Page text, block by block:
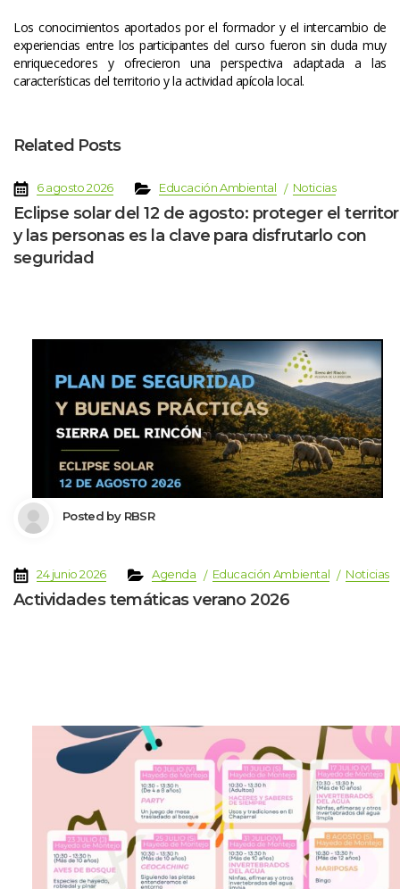
Los conocimientos aportados por el formador y el intercambio de
experiencias entre los participantes del curso fueron sin duda muy
enriquecedores y ofrecieron una perspectiva adaptada a las
características del territorio y la actividad apícola local.
Related Post
6 agosto 2026 Educación Ambiental Noticia
Eclipse solar del 12 de agosto: proteger el
y las personas es la clave para disfrutarlo con
eguridad
Posted by RBSR
24 junio 2026 Agenda Educación Ambiental Noticia
Actividades temáticas verano 2026